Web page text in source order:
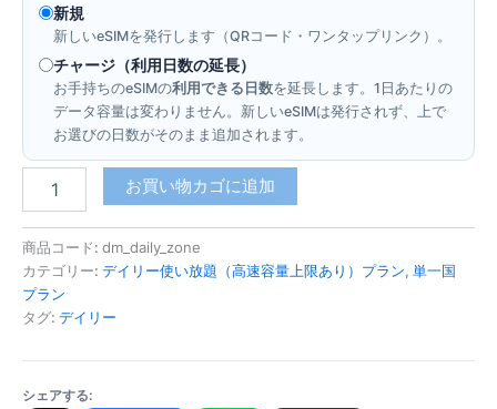
新規
新しいeSIMを発行します（QRコード・ワンタップリンク）。
チャージ（利用日数の延長）
お手持ちのeSIMの利用できる日数を延長します。1日あたりの
データ容量は変わりません。新しいeSIMは発行されず、上で
お選びの日数がそのまま追加されます。
カ
(デ
イ
リ
放
お買い物カゴに追加
商品コード: dm_daily_zone
カテゴリー: デイリー使い放題（高速容量上限あり）プラン, 単一国
プラン
タグ: デイリー
シェアする: